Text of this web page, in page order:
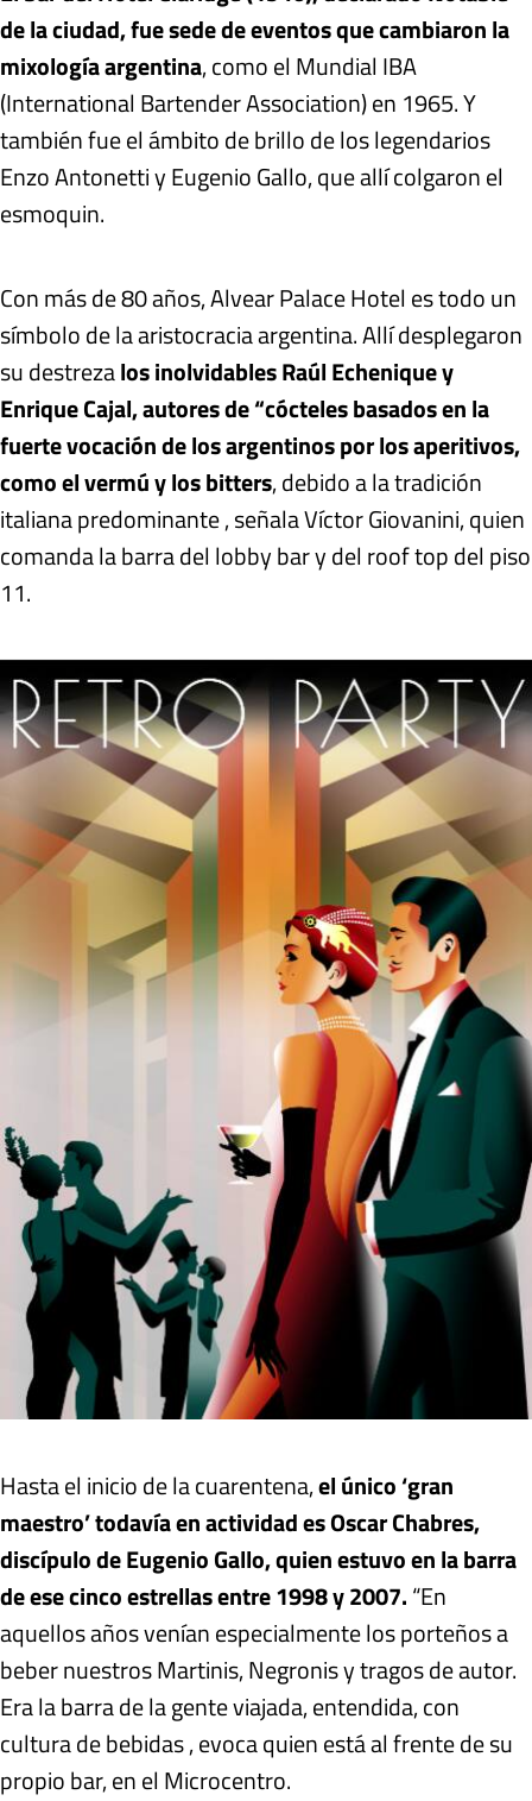
de la ciudad, fue sede de eventos que cambiaron la
mixología argentina, como el Mundial IBA
(International Bartender Association) en 1965. Y
también fue el ámbito de brillo de los legendarios
Enzo Antonetti y Eugenio Gallo, que allí colgaron el
esmoquin.
Con más de 80 años, Alvear Palace Hotel es todo un
símbolo de la aristocracia argentina. Allí desplegaron
su destrezalos inolvidables Raúl Echenique y
Enrique Cajal, autores de “cócteles basados en la
fuerte vocación de los argentinos por los aperitivos,
como el vermú y los bitters, debido a la tradición
italiana predominante , señala Víctor Giovanini, quien
comanda la barra del lobby bar y del roof top del piso
11.
Hasta el inicio de la cuarentena,el único ‘gran
maestro’ todavía en actividad es Oscar Chabres,
discípulo de Eugenio Gallo, quien estuvo en la barra
de ese cinco estrellas entre 1998 y 2007.“En
aquellos años venían especialmente los porteños a
beber nuestros Martinis, Negronis y tragos de autor.
Era la barra de la gente viajada, entendida, con
cultura de bebidas , evoca quien está al frente de su
propio bar, en el Microcentro.